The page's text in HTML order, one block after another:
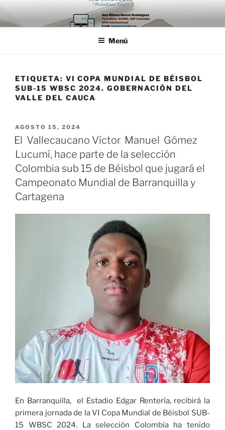
Saltar
al
contenido
Menú
ETIQUETA: VI COPA MUNDIAL DE BÉISBOL
SUB-15 WBSC 2024. GOBERNACIÓN DEL
VALLE DEL CAUCA
PUBLICADO
EL
AGOSTO 15, 2024
El Vallecaucano Víctor Manuel Gómez
Lucumí, hace parte de la selección
Colombia sub 15 de Béisbol que jugará el
Campeonato Mundial de Barranquilla y
Cartagena
En Barranquilla, el Estadio Edgar Rentería, recibirá la
primera jornada de la VI Copa Mundial de Béisbol SUB-
15 WBSC 2024. La selección Colombia ha tenido